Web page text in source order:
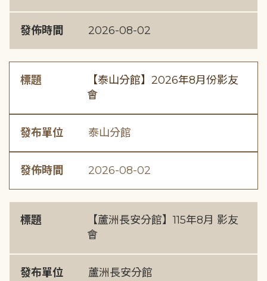
發佈時間 2026-08-02
標題
【泰山分館】2026年8月份影友
會
發布單位 泰山分館
發佈時間 2026-08-02
標題
【蘆洲長安分館】115年8月 影友
會
發布單位 蘆洲長安分館